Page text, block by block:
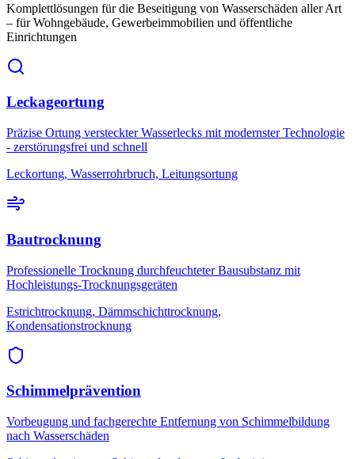
Komplettlösungen für die Beseitigung von Wasserschäden aller Art
– für Wohngebäude, Gewerbeimmobilien und öffentliche
Einrichtungen
Leckageortung
Präzise Ortung versteckter Wasserlecks mit modernster Technologie
- zerstörungsfrei und schnell
Leckortung, Wasserrohrbruch, Leitungsortung
Bautrocknung
Professionelle Trocknung durchfeuchteter Bausubstanz mit
Hochleistungs-Trocknungsgeräten
Estrichtrocknung, Dämmschichttrocknung,
Kondensationstrocknung
Schimmelprävention
Vorbeugung und fachgerechte Entfernung von Schimmelbildung
nach Wasserschäden